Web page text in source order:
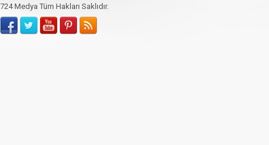
724 Medya Tüm Hakları Saklıdır.